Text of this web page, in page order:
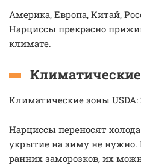
Америка, Европа, Китай,
Нарциссы прекрасно
климате.
Климатические зоны USDA:
Нарциссы переносят
укрытие на зиму не нужно.
ранних заморозков, их